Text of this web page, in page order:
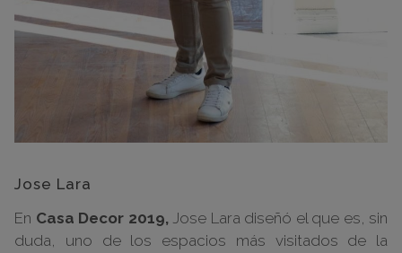
Jose Lara
En Casa Decor 2019,Jose Lara diseñó el que es, sin
duda, uno de los espacios más visitados de la